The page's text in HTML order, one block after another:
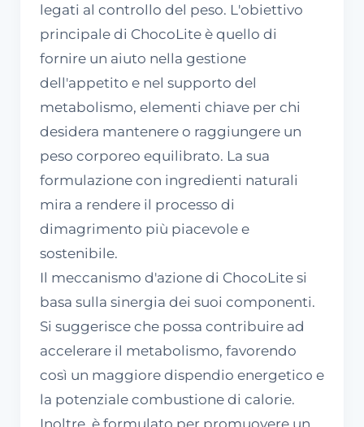
legati al controllo del peso. L'obiettivo
principale di ChocoLite è quello di
fornire un aiuto nella gestione
dell'appetito e nel supporto del
metabolismo, elementi chiave per chi
desidera mantenere o raggiungere un
peso corporeo equilibrato. La sua
formulazione con ingredienti naturali
mira a rendere il processo di
dimagrimento più piacevole e
sostenibile.
Il meccanismo d'azione di ChocoLite si
basa sulla sinergia dei suoi componenti.
Si suggerisce che possa contribuire ad
accelerare il metabolismo, favorendo
così un maggiore dispendio energetico e
la potenziale combustione di calorie.
Inoltre, è formulato per promuovere un